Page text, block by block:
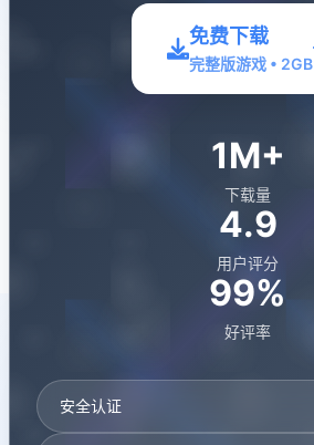
免费下载
完整版游戏 • 2GB
1M+
下载量
4.9
用户评分
99%
好评率
安全认证